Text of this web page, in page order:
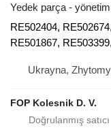
Yedek parça -
RE502404,
RE501867,
Ukrayna,
FOP Kolesnik D. V.